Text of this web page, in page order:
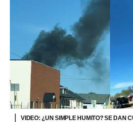
VIDEO: ¿UN SIMPLE HUMITO? SE DAN